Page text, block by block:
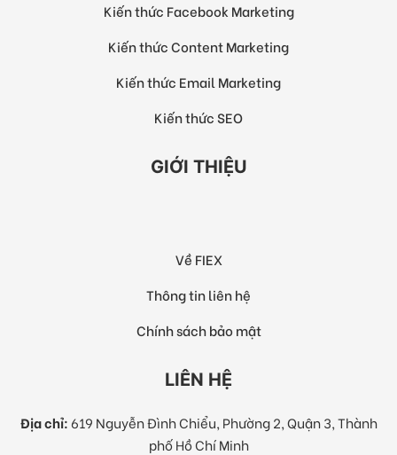
Kiến thức Facebook Marketing
Kiến thức Content Marketing
Kiến thức Email Marketing
Kiến thức SEO
GIỚI THIỆU
Về FIEX
Thông tin liên hệ
Chính sách bảo mật
LIÊN HỆ
Địa chỉ: 619 Nguyễn Đình Chiểu, Phường 2, Quận 3, Thành
phố Hồ Chí Minh